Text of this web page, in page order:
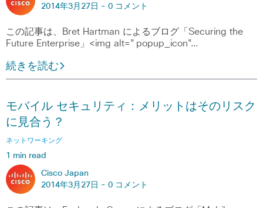
2014年3月27日 - 0 コメント
この記事は、Bret Hartman によるブログ「Securing the
Future Enterprise」<img alt="popup_icon"…
続きを読む
モバイル セキュリティ：メリットはそのリスク
に見合う？
ネットワーキング
1 min read
Cisco Japan
2014年3月27日 - 0 コメント